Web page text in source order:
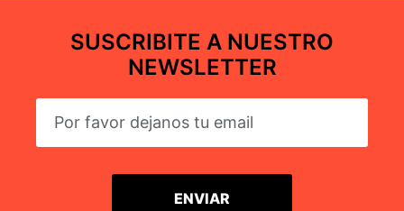
SUSCRIBITE A NUESTRO
NEWSLETTER